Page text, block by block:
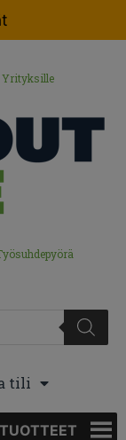
Yrityksille
tili
TUOTTEET